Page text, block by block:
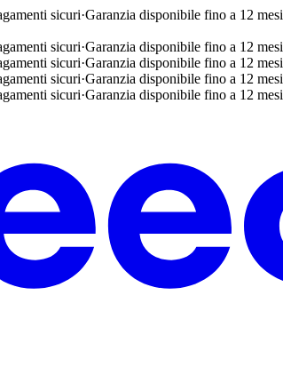
sicuri·Garanzia disponibile fino a 12 mesi
sicuri·Garanzia disponibile fino a 12 mesi
sicuri·Garanzia disponibile fino a 12 mesi
sicuri·Garanzia disponibile fino a 12 mesi
sicuri·Garanzia disponibile fino a 12 mesi